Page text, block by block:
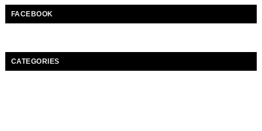
FACEBOOK
CATEGORIES